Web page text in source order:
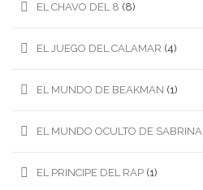
EL CHAVO DEL 8 (8)
EL JUEGO DEL CALAMAR (4)
EL MUNDO DE BEAKMAN (1)
EL MUNDO OCULTO DE SABRINA
EL PRINCIPE DEL RAP (1)